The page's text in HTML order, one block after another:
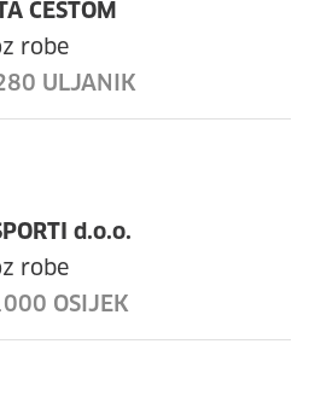
ULJANIK
CESTOM
robe
OSIJEK
d.o.o.
robe